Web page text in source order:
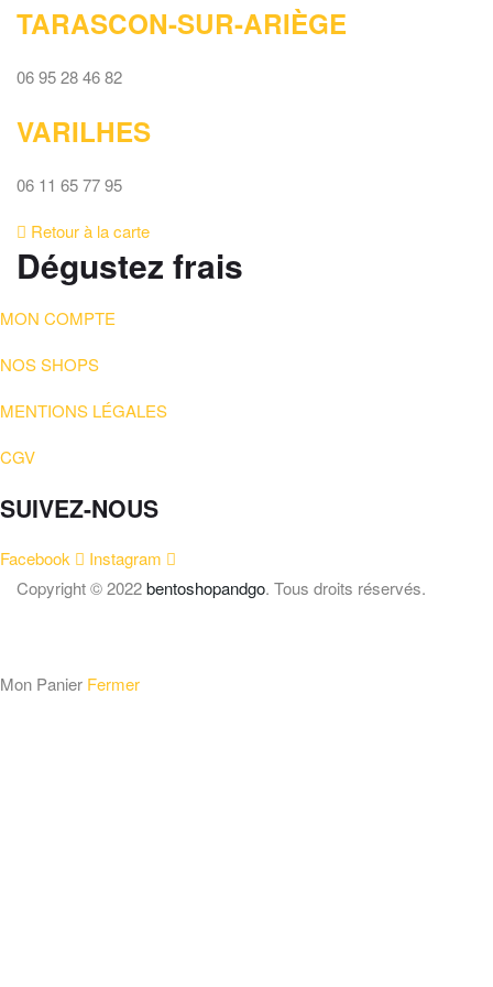
TARASCON-SUR-ARIÈGE
06 95 28 46 82
VARILHES
06 11 65 77 95
Retour à la carte
Dégustez frais
MON COMPTE
NOS SHOPS
MENTIONS LÉGALES
CGV
SUIVEZ-NOUS
Facebook
Instagram
Copyright © 2022bentoshopandgo. Tous droits réservés.
Mon Panier Fermer